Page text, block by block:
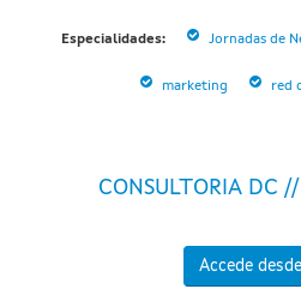
Especialidades: Jornadas de
marketing red
CONSULTORIA DC
Accede